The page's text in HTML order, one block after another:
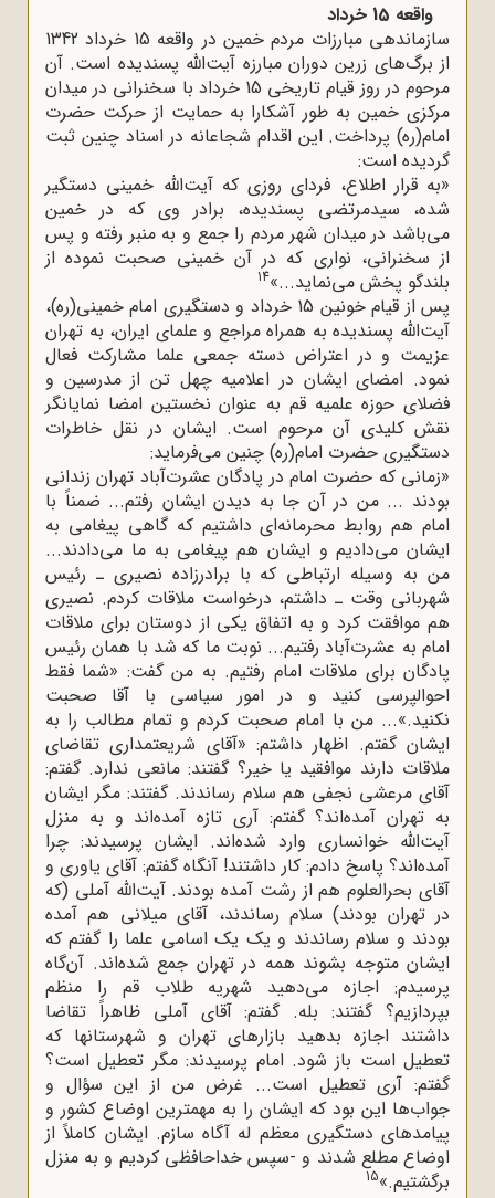
واقعه 15 خرداد
سازماندهی مبارزات مردم خمین در واقعه 15 خرداد 1342
از برگ‌های زرین دوران مبارزه آیت‌الله پسندیده است. آن
مرحوم در روز قیام تاریخی 15 خرداد با سخنرانی در میدان
مرکزی خمین به طور آشکارا به حمایت از حرکت حضرت
امام(ره) پرداخت. این اقدام شجاعانه در اسناد چنین ثبت
گردیده است:
«به قرار اطلاع، فردای روزی که آیت‌الله خمینی دستگیر
شده، سیدمرتضی پسندیده، برادر وی که در خمین
می‌باشد در میدان شهر مردم را جمع و به منبر رفته و پس
از سخنرانی، نواری که در آن خمینی صحبت نموده از
بلندگو پخش می‌نماید...»14
پس از قیام خونین 15 خرداد و دستگیری امام خمینی(ره)،
آیت‌الله پسندیده به همراه مراجع و علمای ایران، به تهران
عزیمت و در اعتراض دسته جمعی علما مشارکت فعال
نمود. امضای ایشان در اعلامیه چهل تن از مدرسین و
فضلای حوزه علمیه قم به عنوان نخستین امضا نمایانگر
نقش کلیدی آن مرحوم است. ایشان در نقل خاطرات
دستگیری حضرت امام(ره) چنین می‌فرماید:
«زمانی که حضرت امام در پادگان عشرت‌آباد تهران زندانی
بودند ... من در آن جا به دیدن ایشان رفتم... ضمناً با
امام هم روابط محرمانه‌ای داشتیم که گاهی پیغامی به
ایشان می‌دادیم و ایشان هم پیغامی به ما می‌دادند...
من به وسیله ارتباطی که با برادرزاده نصیری ـ رئیس
شهربانی وقت ـ داشتم، درخواست ملاقات کردم. نصیری
هم موافقت کرد و به اتفاق یکی از دوستان برای ملاقات
امام به عشرت‌آباد رفتیم... نوبت ما که شد با همان رئیس
پادگان برای ملاقات امام رفتیم. به من گفت: «شما فقط
احوالپرسی کنید و در امور سیاسی با آقا صحبت
نکنید.»... من با امام صحبت کردم و تمام مطالب را به
ایشان گفتم. اظهار داشتم: «آقای شریعتمداری تقاضای
ملاقات دارند موافقید یا خیر؟ گفتند: مانعی ندارد. گفتم:
آقای مرعشی نجفی هم سلام رساندند. گفتند: مگر ایشان
به تهران آمده‌اند؟ گفتم: آری تازه آمده‌اند و به منزل
آیت‌الله خوانساری وارد شده‌اند. ایشان پرسیدند: چرا
آمده‌اند؟ پاسخ دادم: کار داشتند! آنگاه گفتم: آقای یاوری و
آقای بحرالعلوم هم از رشت آمده بودند. آیت‌الله آملی (که
در تهران بودند) سلام رساندند، آقای میلانی هم آمده
بودند و سلام رساندند و یک یک اسامی علما را گفتم که
ایشان متوجه بشوند همه در تهران جمع شده‌اند. آن‌گاه
پرسیدم: اجازه می‌دهید شهریه طلاب قم را منظم
بپردازیم؟ گفتند: بله. گفتم: آقای آملی ظاهراً تقاضا
داشتند اجازه بدهید بازارهای تهران و شهرستانها که
تعطیل است باز شود. امام پرسیدند: مگر تعطیل است؟
گفتم: آری تعطیل است... غرض من از این سؤال و
جواب‌ها این بود که ایشان را به مهمترین اوضاع کشور و
پیامدهای دستگیری معظم له آگاه سازم. ایشان کاملاً از
اوضاع مطلع شدند و -سپس خداحافظی کردیم و به منزل
برگشتیم.»15